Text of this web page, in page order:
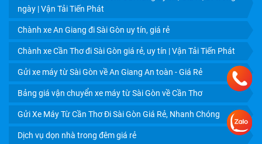
ngày | Vận Tải Tiến Phát
Chành xe An Giang đi Sài Gòn uy tín, giá rẻ
Chành xe Cần Thơ đi Sài Gòn giá rẻ, uy tín | Vận Tải Tiến Phát
Gửi xe máy từ Sài Gòn về An Giang An toàn - Giá Rẻ
Bảng giá vận chuyển xe máy từ Sài Gòn về Cần Thơ
Gửi Xe Máy Từ Cần Thơ Đi Sài Gòn Giá Rẻ, Nhanh Chóng
Dịch vụ dọn nhà trong đêm giá rẻ